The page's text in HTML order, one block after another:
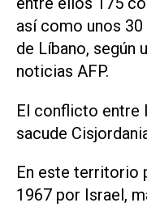
así como unos
de Líbano, según
noticias AFP.
El conflicto entre
sacude
En este territorio
1967 por Israel,